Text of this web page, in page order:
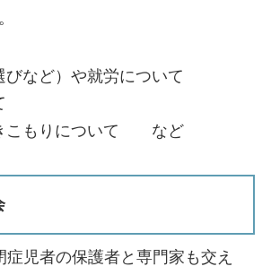
びなど）や就労について
こもりについて など
児者の保護者と専門家も交え